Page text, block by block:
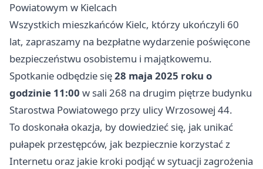
Powiatowym w Kielcach
Wszystkich mieszkańców Kielc, którzy ukończyli 60
lat, zapraszamy na bezpłatne wydarzenie poświęcone
bezpieczeństwu osobistemu i majątkowemu.
Spotkanie odbędzie się28 maja 2025 roku o
godzinie 11:00 w sali 268 na drugim piętrze budynku
Starostwa Powiatowego przy ulicy Wrzosowej 44.
To doskonała okazja, by dowiedzieć się, jak unikać
pułapek przestępców, jak bezpiecznie korzystać z
Internetu oraz jakie kroki podjąć w sytuacji zagrożenia